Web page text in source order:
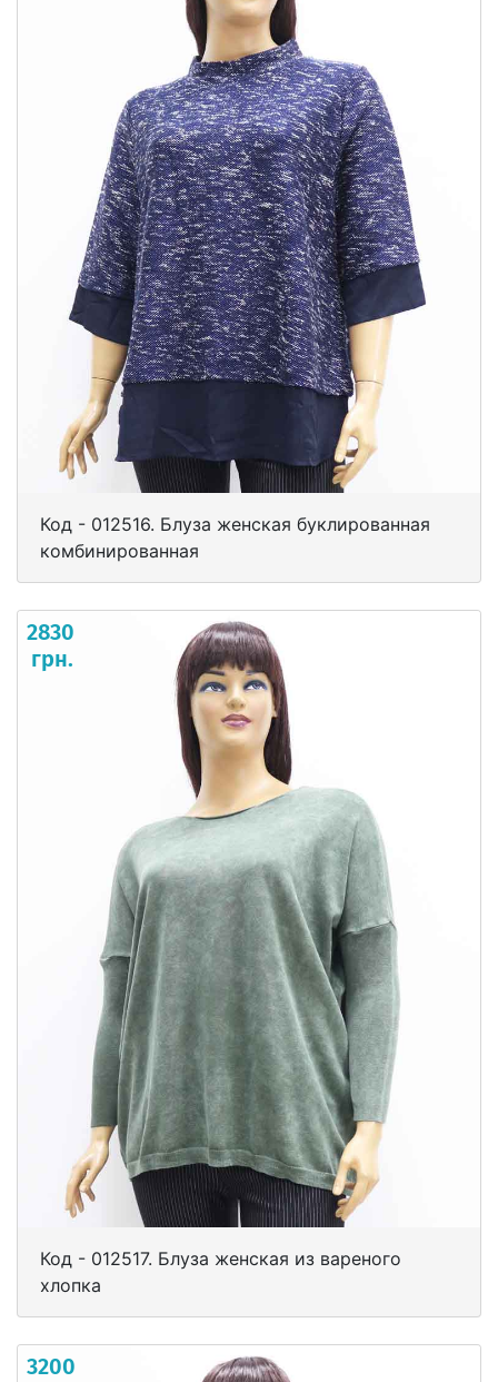
Код - 012516. Блуза женская буклированная
комбинированная
2830
грн.
Код - 012517. Блуза женская из вареного
хлопка
3200